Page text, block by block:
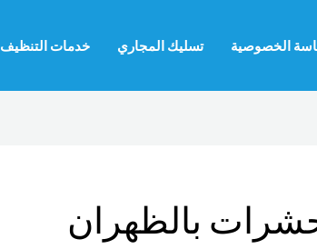
الخصوصية تسليك المجاري خدمات التنظيف
بالظهران